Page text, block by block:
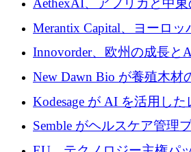
AethexAI、アフリカと中
ストラクチャを構築するた
Merantix Capital、ヨーロ
スタートアップ向けに 1 億
ァンドを立ち上げる
Innovorder、欧州の成長と
めに2,000万ユーロを確保
New Dawn Bio が養殖木材
ドで 210 万ユーロを調達
Kodesage が AI を活用し
ェアの最新化のために 660
Semble がヘルスケア管理
拡大するためにシリーズ C